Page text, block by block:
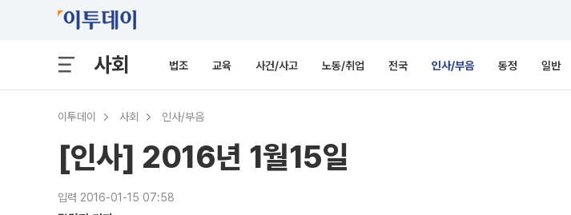
사회 법조 교육 사건/사고 노동/취업 전국 인사/부음 동정 일반
이투데이 사회 인사/부음
[인사] 2016년 1월15일
입력 2016-01-15 07:58